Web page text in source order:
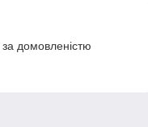
домовленістю